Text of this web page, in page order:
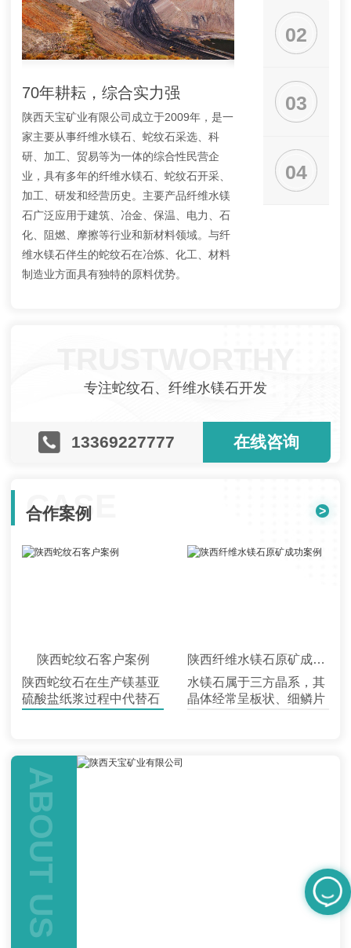
02
03
04
70年耕耘，综合实力强
陕西天宝矿业有限公司成立于2009年，是一
家主要从事纤维水镁石、蛇纹石采选、科
研、加工、贸易等为一体的综合性民营企
业，具有多年的纤维水镁石、蛇纹石开采、
加工、研发和经营历史。主要产品纤维水镁
石广泛应用于建筑、冶金、保温、电力、石
化、阻燃、摩擦等行业和新材料领域。与纤
维水镁石伴生的蛇纹石在冶炼、化工、材料
制造业方面具有独特的原料优势。
大型矿山，规模
公司矿山查明纤维水
与采矿相配套的选矿厂
厂3座，年处理矿石40
上纤维水镁石1万吨，
专注蛇纹石、纤维水镁石开发
13369227777 在线咨询
CASE
合作案例 >
陕西蛇纹石客户案例
陕西蛇纹石在生产镁基亚
硫酸盐纸浆过程中代替石
水镁石在空气中不吸水，
还可用作防潮包装纸的填
料
陕西纤维水镁石原矿成功案例
水镁石属于三方晶系，其
晶体经常呈板状、细鳞片
ABOUT US